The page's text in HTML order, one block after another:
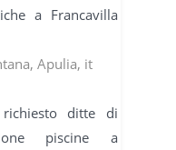
a Francavilla
Apulia, it
ditte di
piscine a